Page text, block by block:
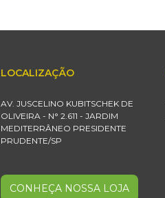
LOCALIZAÇÃO
AV. JUSCELINO KUBITSCHEK DE
OLIVEIRA - N° 2.611 - JARDIM
MEDITERRÂNEO PRESIDENTE
PRUDENTE/SP
CONHEÇA NOSSA LOJA